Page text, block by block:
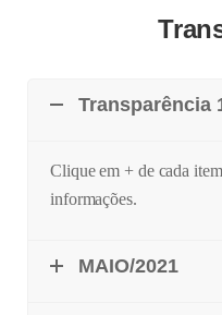
Transparência
Clique em + de cada
informações.
MAIO/2021